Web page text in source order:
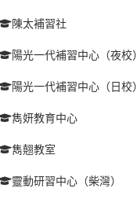
陳太補習社
陽光一代補習中心（夜校）
陽光一代補習中心（日校）
雋妍教育中心
雋翹教室
靈動研習中心（柴灣）